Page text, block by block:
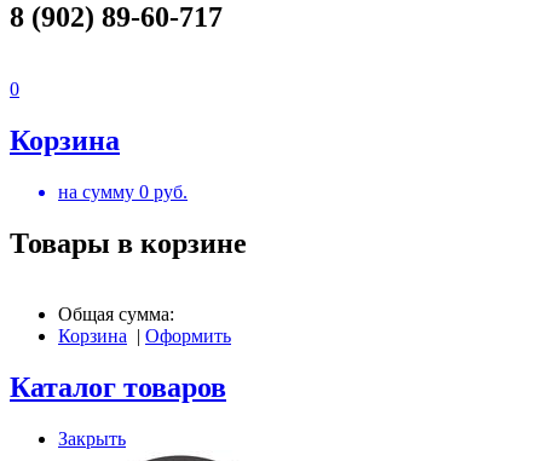
8 (902) 89-60-717
0
Корзина
на сумму 0 руб.
Товары в корзине
Общая сумма:
Корзина | Оформить
Каталог товаров
Закрыть